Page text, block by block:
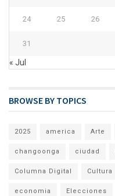
24 25 26
31
« Jul
BROWSE BY TOPICS
2025 america Arte
changoonga ciudad
Columna Digital Cultura
economia Elecciones